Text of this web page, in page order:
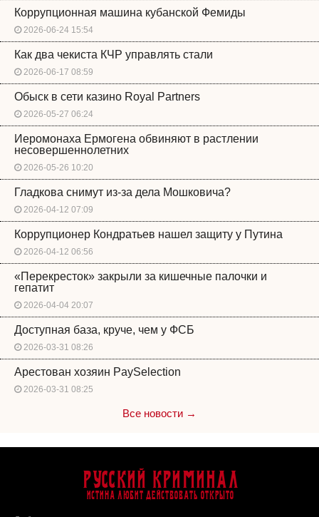
Коррупционная машина кубанской Фемиды
2026-06-24 15:54
Как два чекиста КЧР управлять стали
2026-06-17 08:59
Обыск в сети казино Royal Partners
2026-05-27 06:24
Иеромонаха Ермогена обвиняют в растлении
несовершеннолетних
2026-05-26 10:20
Гладкова снимут из-за дела Мошковича?
2026-04-12 07:09
Коррупционер Кондратьев нашел защиту у Путина
2026-04-12 06:56
«Перекресток» закрыли за кишечные палочки и
гепатит
2026-04-04 20:07
Доступная база, круче, чем у ФСБ
2026-03-31 08:26
Арестован хозяин PaySelection
2026-03-31 08:25
Все новости →
Русский Криминал
Истина любит действовать открыто